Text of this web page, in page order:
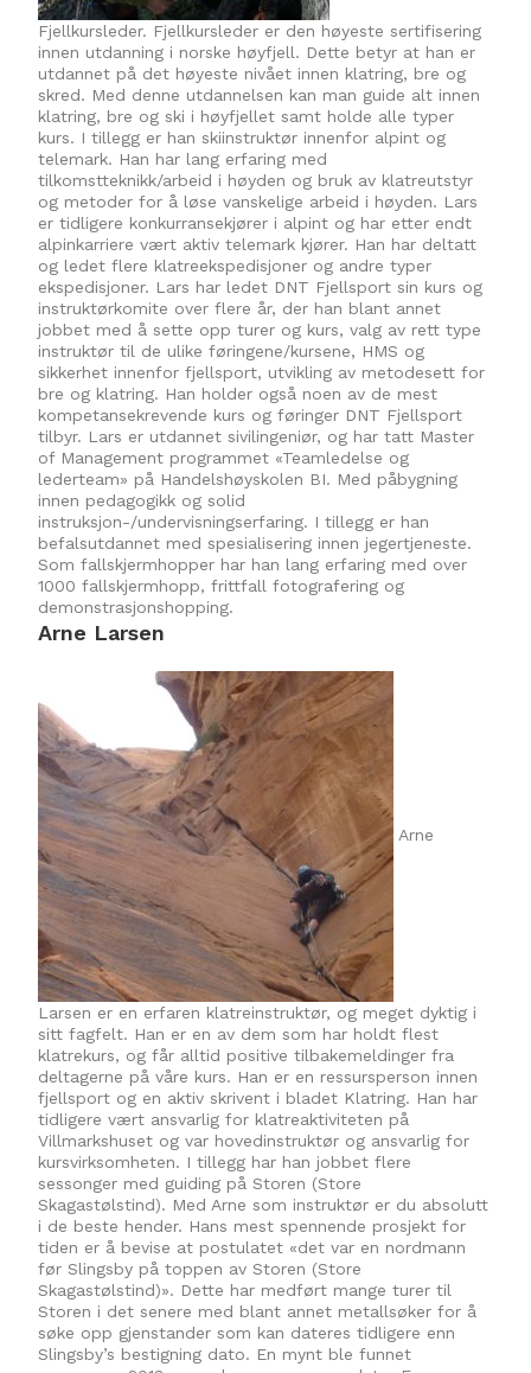
Fjellkursleder. Fjellkursleder er den høyeste sertifisering
innen utdanning i norske høyfjell. Dette betyr at han er
utdannet på det høyeste nivået innen klatring, bre og
skred. Med denne utdannelsen kan man guide alt innen
klatring, bre og ski i høyfjellet samt holde alle typer
kurs. I tillegg er han skiinstruktør innenfor alpint og
telemark. Han har lang erfaring med
tilkomstteknikk/arbeid i høyden og bruk av klatreutstyr
og metoder for å løse vanskelige arbeid i høyden. Lars
er tidligere konkurransekjører i alpint og har etter endt
alpinkarriere vært aktiv telemark kjører. Han har deltatt
og ledet flere klatreekspedisjoner og andre typer
ekspedisjoner. Lars har ledet DNT Fjellsport sin kurs og
instruktørkomite over flere år, der han blant annet
jobbet med å sette opp turer og kurs, valg av rett type
instruktør til de ulike føringene/kursene, HMS og
sikkerhet innenfor fjellsport, utvikling av metodesett for
bre og klatring. Han holder også noen av de mest
kompetansekrevende kurs og føringer DNT Fjellsport
tilbyr. Lars er utdannet sivilingeniør, og har tatt Master
of Management programmet «Teamledelse og
lederteam» på Handelshøyskolen BI. Med påbygning
innen pedagogikk og solid
instruksjon-/undervisningserfaring. I tillegg er han
befalsutdannet med spesialisering innen jegertjeneste.
Som fallskjermhopper har han lang erfaring med over
1000 fallskjermhopp, frittfall fotografering og
demonstrasjonshopping.
Arne Larsen
Arne
Larsen er en erfaren klatreinstruktør, og meget dyktig i
sitt fagfelt. Han er en av dem som har holdt flest
klatrekurs, og får alltid positive tilbakemeldinger fra
deltagerne på våre kurs. Han er en ressursperson innen
fjellsport og en aktiv skrivent i bladet Klatring. Han har
tidligere vært ansvarlig for klatreaktiviteten på
Villmarkshuset og var hovedinstruktør og ansvarlig for
kursvirksomheten. I tillegg har han jobbet flere
sessonger med guiding på Storen (Store
Skagastølstind). Med Arne som instruktør er du absolutt
i de beste hender. Hans mest spennende prosjekt for
tiden er å bevise at postulatet «det var en nordmann
før Slingsby på toppen av Storen (Store
Skagastølstind)». Dette har medført mange turer til
Storen i det senere med blant annet metallsøker for å
søke opp gjenstander som kan dateres tidligere enn
Slingsby’s bestigning dato. En mynt ble funnet